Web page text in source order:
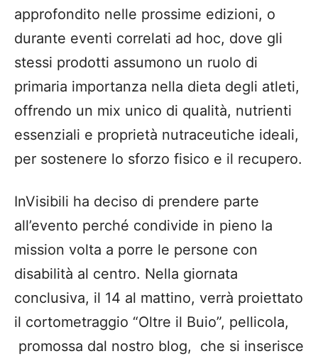
approfondito nelle prossime edizioni, o
durante eventi correlati ad hoc, dove gli
stessi prodotti assumono un ruolo di
primaria importanza nella dieta degli atleti,
offrendo un mix unico di qualità, nutrienti
essenziali e proprietà nutraceutiche ideali,
per sostenere lo sforzo fisico e il recupero.
InVisibili ha deciso di prendere parte
all’evento perché condivide in pieno la
mission volta a porre le persone con
disabilità al centro. Nella giornata
conclusiva, il 14 al mattino, verrà proiettato
il cortometraggio “Oltre il Buio”, pellicola,
promossa dal nostro blog, che si inserisce